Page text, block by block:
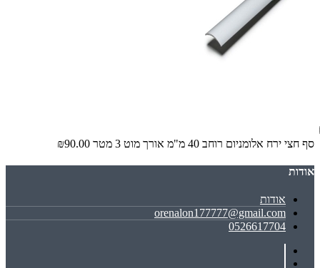
סף חצי ירח אלומניום רוחב 40 מ"מ אורך מוט 3 מטר ₪90.00
אודות
אודות
orenalon177777@gmail.com
0526617704